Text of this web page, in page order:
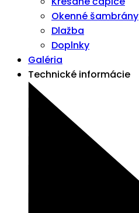
Okenné šambrány
Dlažba
Doplnky
Galéria
Technické informácie